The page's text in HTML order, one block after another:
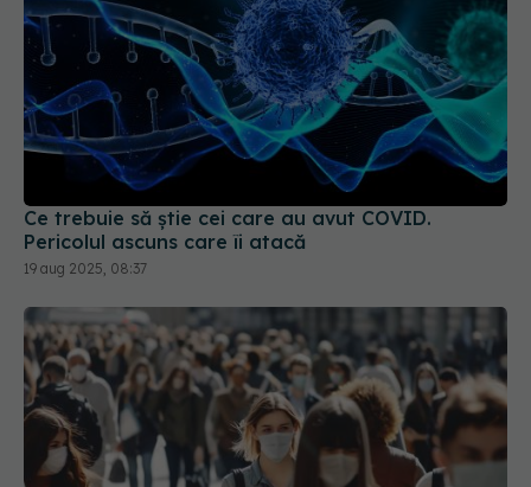
Ce trebuie să știe cei care au avut COVID.
Pericolul ascuns care îi atacă
19 aug 2025, 08:37